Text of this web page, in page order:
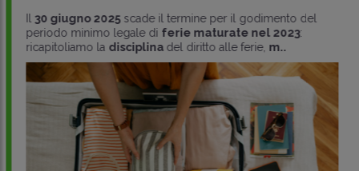
30 giugno 2025scade il termine per il godimento del
periodo minimo legale diferie maturate nel 2023:
ricapitoliamo ladisciplinadel diritto alle ferie,m..